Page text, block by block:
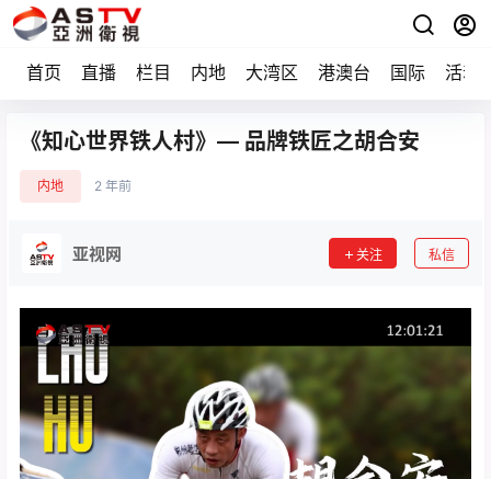
首页 直播 栏目 内地 大湾区 港澳台 国际 活动
《知心世界铁人村》— 品牌铁匠之胡合安
内地 2 年前
亚视网 关注 私信